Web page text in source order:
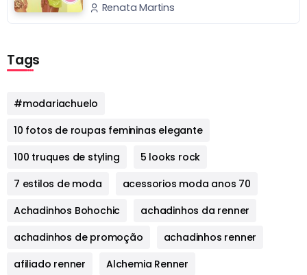
Renata Martins
Tags
#modariachuelo
10 fotos de roupas femininas elegante
100 truques de styling
5 looks rock
7 estilos de moda
acessorios moda anos 70
Achadinhos Bohochic
achadinhos da renner
achadinhos de promoção
achadinhos renner
afiliado renner
Alchemia Renner